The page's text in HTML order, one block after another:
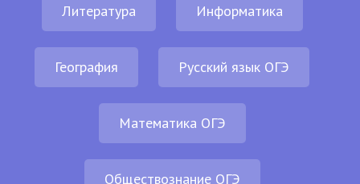
Литература Информатика
География Русский язык ОГЭ
Математика ОГЭ
Обществознание ОГЭ